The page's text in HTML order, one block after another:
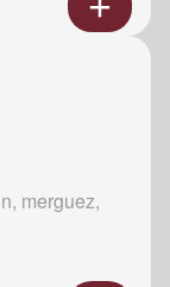
merguez,